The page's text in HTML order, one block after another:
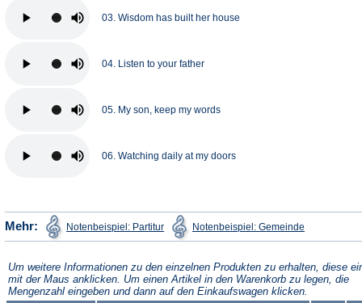
03. Wisdom has built her house
04. Listen to your father
05. My son, keep my words
06. Watching daily at my doors
Mehr: Notenbeispiel: Partitur
(Öffnet
in
einem
Tab)
Notenbeispiel: Gemeindein
einem
Tab)
Um weitere Informationen zu den einzelnen Produkten zu erhalten, diese
mit der Maus anklicken. Um einen Artikel in den Warenkorb zu legen, die
Mengenzahl eingeben und dann auf den Einkaufswagen klicken.